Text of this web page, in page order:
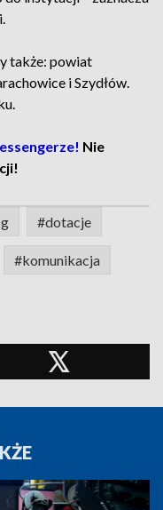
także: powiat
i Szydłów.
Nie
#dotacje
#komunikacja